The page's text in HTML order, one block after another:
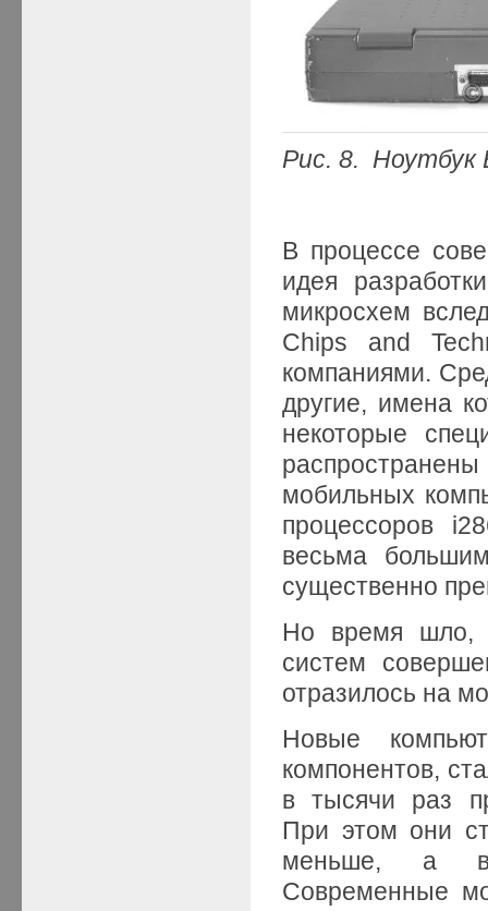
Рис. 8. Ноутбук
В процессе
идея
микросхем
Chips and
компаниями.
другие, имена
некоторые
мобильных
процессоров
весьма
существенно
Но время шло,
систем
отразилось на
Новые
компонентов,
в тысячи раз
При этом они
меньше, а
Современные